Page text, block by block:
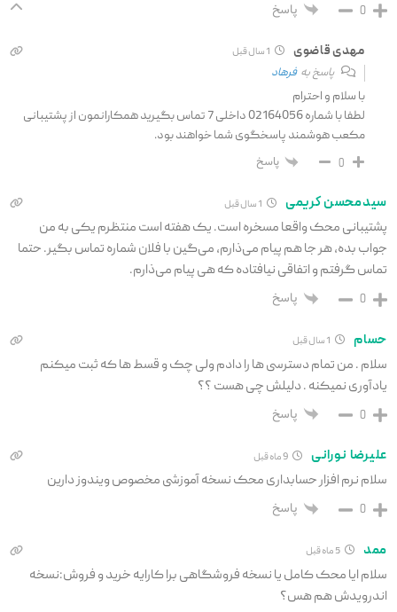
0 پاسخ
مهدی قاضوی
پاسخ بهفرهاد
با سلام و احترام
لطفا با شماره 02164056 داخلی 7 تماس بگیرید همکارانمون از پشتیبانی
مکعب هوشمند پاسخگوی شما خواهند بود.
0 پاسخ
سیدمحسن کریمی
پشتیبانی محک واقعا مسخره است. یک هفته است منتظرم یکی به من
جواب بده، هر جا هم پیام می‌ذارم، می‌گین با فلان شماره تماس بگیر. حتما
تماس گرفتم و اتفاقی نیافتاده که هی پیام می‌ذارم.
0 پاسخ
حسام
سلام . من تمام دسترسی ها را دادم ولی چک و قسط ها که ثبت میکنم
یادآوری نمیکنه . دلیلش چی هست ؟؟
0 پاسخ
علیرضا نورانی 9 ماه قبل
سلام نرم افزار حسابداری محک نسخه آموزشی مخصوص ویندوز دارین
0 پاسخ
ممد 5 ماه قبل
سلام ایا محک کامل یا نسخه فروشگاهی برا کارایه خرید و فروش:نسخه
اندرویدش هم هس؟